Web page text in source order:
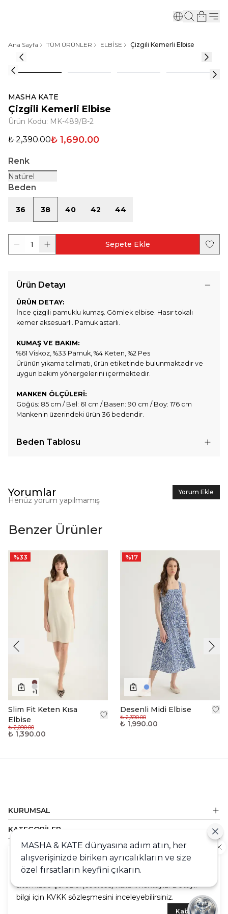
Cookie
Sizlere en iyi alışveriş deneyimini sunabilmek adına
sitemizde çerezler(cookies) kullanmaktayız. Detaylı
bilgi için KVKK sözleşmesini inceleyebilirsiniz.
Kabul Et
Ana Sayfa TÜM ÜRÜNLER ELBİSE Çizgili Kemerli Elbise
MASHA KATE
Çizgili Kemerli Elbise
Ürün Kodu: MK-489/B-2
₺ 2,390.00₺ 1,690.00
Renk
Natürel
Beden
36 38 40 42 44
1 Sepete Ekle
Ürün Detayı
ÜRÜN DETAY:
İnce çizgili pamuklu kumaş. Gömlek elbise. Hasır tokalı
kemer aksesuarlı. Pamuk astarlı.
KUMAŞ VE BAKIM:
%61 Viskoz, %33 Pamuk, %4 Keten, %2 Pes
Ürünün yıkama talimatı, ürün etiketinde bulunmaktadır ve
uygun bakım yönergelerini içermektedir.
MANKEN ÖLÇÜLERİ:
Göğüs: 85 cm / Bel: 61 cm / Basen: 90 cm / Boy: 176 cm
Mankenin üzerindeki ürün 36 bedendir.
Beden Tablosu
Yorumlar Yorum Ekle
Henüz yorum yapılmamış
Benzer Ürünler
%33
+1
Slim Fit Keten Kısa
Elbise
₺ 2,090.00
₺ 1,390.00
%17
Desenli Midi Elbise
₺ 2,390.00
₺ 1,990.00
KURUMSAL
KATEGORİLER
ALIŞVERİŞ
DESTEK
MASHA & KATE dünyasına adım atın, her
alışverişinizde biriken ayrıcalıkların ve size
özel fırsatların keyfini çıkarın.